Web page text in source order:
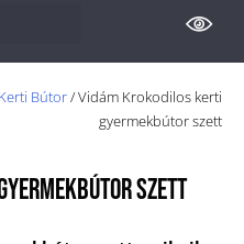
Kerti Bútor/ Vidám Krokodilos kerti
gyermekbútor szett
Szett